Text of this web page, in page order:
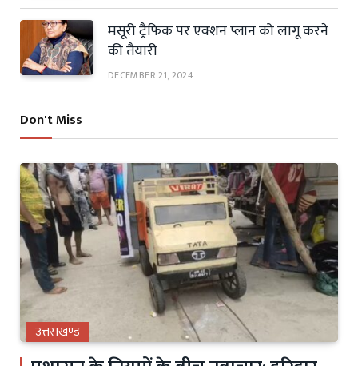
मसूरी ट्रैफिक पर एक्शन प्लान को लागू करने
की तैयारी
DECEMBER 21, 2024
Don't Miss
उत्तराखण्ड